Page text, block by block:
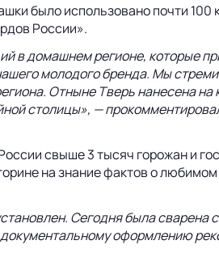
было использовано почти
России».
в домашнем регионе, которые
молодого бренда. Мы
Отныне Тверь нанесена
столицы», —
свыше 3 тысяч горожан и
на знание фактов о
Сегодня была
оформлению